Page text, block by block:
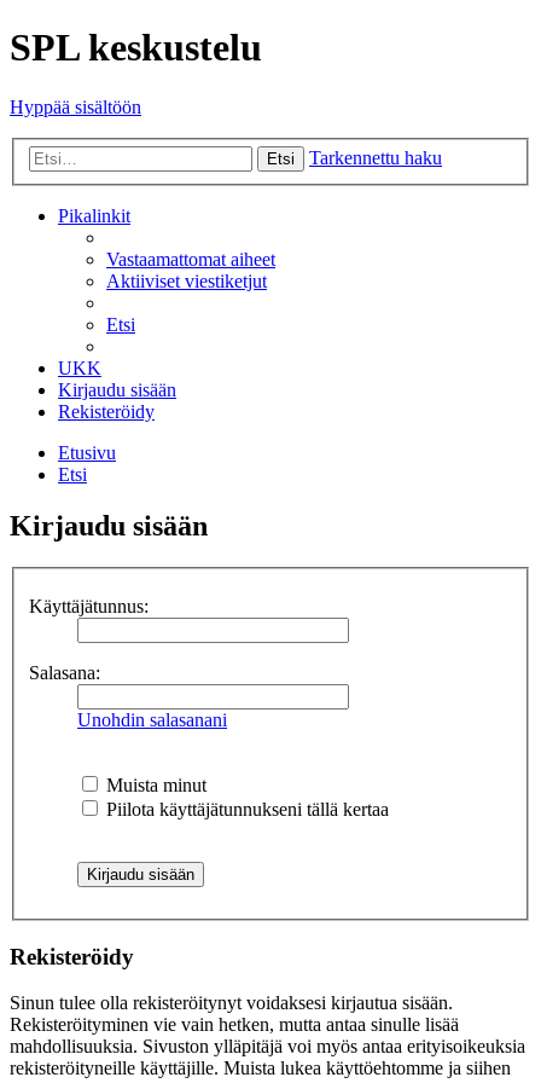
SPL keskustelu
Hyppää sisältöön
Etsi Tarkennettu haku
Pikalinkit
Vastaamattomat aiheet
Aktiiviset viestiketjut
Etsi
UKK
Kirjaudu sisään
Rekisteröidy
Etusivu
Etsi
Kirjaudu sisään
Käyttäjätunnus:
Salasana:
Unohdin salasanani
Muista minut
Piilota käyttäjätunnukseni tällä kertaa
Rekisteröidy
Sinun tulee olla rekisteröitynyt voidaksesi kirjautua sisään.
Rekisteröityminen vie vain hetken, mutta antaa sinulle lisää
mahdollisuuksia. Sivuston ylläpitäjä voi myös antaa erityisoikeuksia
rekisteröityneille käyttäjille. Muista lukea käyttöehtomme ja siihen